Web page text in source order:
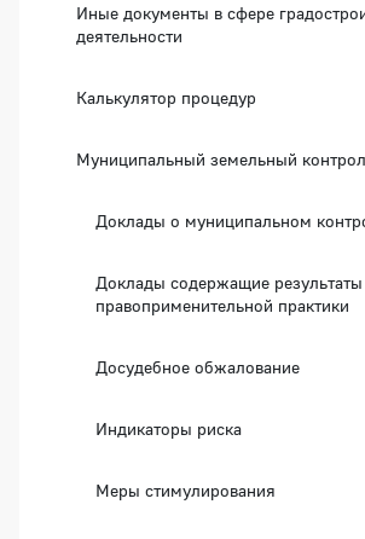
Иные документы в сфере
деятельности
Калькулятор процедур
Муниципальный земельный
Доклады о муниципальном
Доклады содержащие
правоприменительной практики
Досудебное обжалование
Индикаторы риска
Меры стимулирования